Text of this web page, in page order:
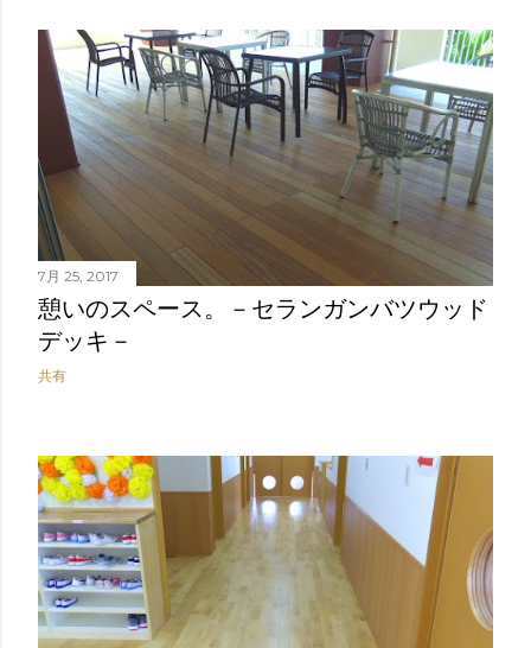
7月 25, 2017
憩いのスペース。－セランガンバツウッド
デッキ－
共有